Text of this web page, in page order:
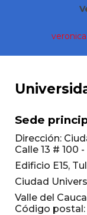
Sede
Dirección:
Calle 13 # 100
Edificio E15,
Ciudad
Valle del
Código